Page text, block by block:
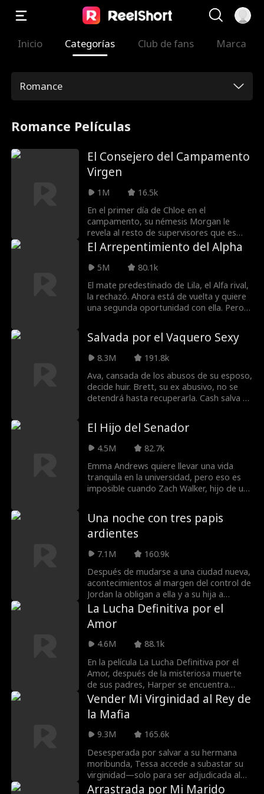
Inicio Categorías Club de fans Marca
Romance
Romance Películas
El Consejero del Campamento
Virgen
1M
16.5k
En el primer día de Chloe en el
campamento, su némesis Morgan le
revela al resto de supervisores que es
virgen, y los chicos del campamento
compiten para ver quién toma la
virginidad de Chloe. Pero cuando el
Chloe conoce a la primera persona que
hace que baje la guardia. ¿Podrá la
relación de Chloe y Asher florecer en
alocados, fogatas salvajes y una horda de
supervisores que quieren acabar con su
relación?
El Arrepentimiento del Alpha
5M
80.1k
El mate predestinado de Lila, el Alfa rival,
la rechazó. Ahora está de vuelta y quiere
una segunda oportunidad con ella. Pero,
ahora que está ocultando a su hijo?
Salvada por el Vaquero Sexy
8.3M
191.8k
Ava, cansada de los abusos de su esposo,
decide huir. Brett, su ex abusivo, no se
detendrá hasta recuperarla. Cash salva a
una dama. ¿Podrá Cash mantenerla a
salvo de un ex que no se detendrá por
nada?
El Hijo del Senador
4.5M
82.7k
Emma Andrews quiere llevar una vida
tranquila en la universidad, pero eso es
imposible cuando Zach Walker, hijo de un
del campus, la convierte en su objetivo de
acoso implacable. Cuando una noche
acaban encerrados en un cobertizo para
descubre que este abusón es más de lo
que pensaba.
Una noche con tres papis
ardientes
7.1M
160.9k
Después de mudarse a una ciudad nueva,
acontecimientos al margen del control de
Jordan la obligan a ella y a su hija a
quedarse con tres papás solteros y
sexys: Mason, un barbudo hosco con un
trágico pasado; Landon, el chico malo
encantador; y Eli, adinerado y frío. Pero,
después de una noche de pasión con los
tres, Jordan descubre que está
embarazada. ¿Qué DILF es el papá?
La Lucha Definitiva por el
Amor
4.6M
88.1k
En la película La Lucha Definitiva por el
Amor, después de la misteriosa muerte
de sus padres, Harper se encuentra
profundamente endeudada con el turbio
empresario Travis Noble, quien la obliga
a espiar al enigmático multimillonario
Andrew Barrett para saldar su deuda.
Cuando Harper descubre el secreto de
Andrew —es un luchador de MMA
clandestino—, Andrew la convence de
unirse a él para derribar a Travis. Pero ni
Harper ni Andrew esperaban la atracción
Vender Mi Virginidad al Rey de
la Mafia
9.3M
165.6k
Desesperada por salvar a su hermana
moribunda, Tessa accede a subastar su
virginidad—solo para ser adjudicada al
hombre más peligroso de la Mafia. ¿Será
Arrastrada por Mi Marido